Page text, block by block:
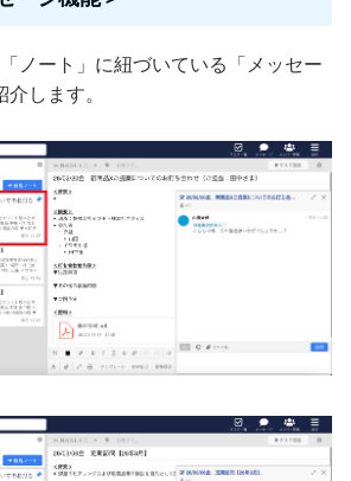
ノート」に紐づいている「メッセー
します。